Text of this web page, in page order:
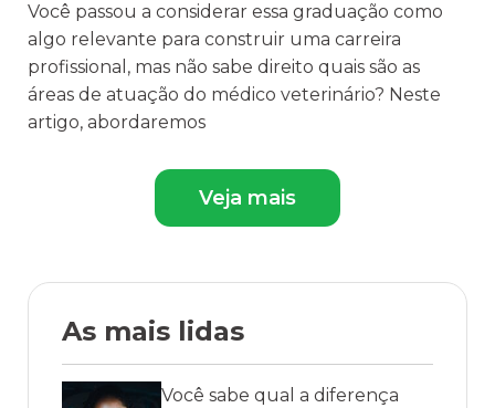
Você passou a considerar essa graduação como
algo relevante para construir uma carreira
profissional, mas não sabe direito quais são as
áreas de atuação do médico veterinário? Neste
artigo, abordaremos
Veja mais
As mais lidas
Você sabe qual a diferença